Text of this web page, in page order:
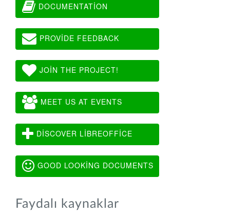
DOCUMENTATION
PROVIDE FEEDBACK
JOIN THE PROJECT!
MEET US AT EVENTS
DISCOVER LIBREOFFICE
GOOD LOOKING DOCUMENTS
Faydalı kaynaklar